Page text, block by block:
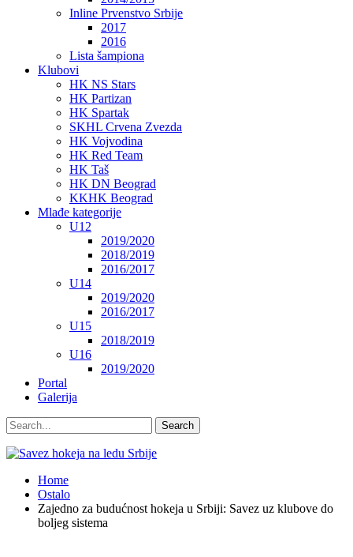
Inline Prvenstvo Srbije
2017
2016
Lista šampiona
Klubovi
HK NS Stars
HK Partizan
HK Spartak
SKHL Crvena Zvezda
HK Vojvodina
HK Red Team
HK Taš
HK DN Beograd
KKHK Beograd
Mlađe kategorije
U12
2019/2020
2018/2019
2016/2017
U14
2019/2020
2016/2017
U15
2018/2019
U16
2019/2020
Portal
Galerija
Home
Ostalo
Zajedno za budućnost hokeja u Srbiji: Savez uz klubove do
boljeg sistema